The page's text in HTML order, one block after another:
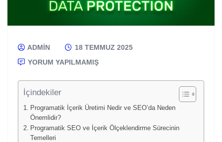
ADMIN
18 TEMMUZ 2025
YORUM YAPILMAMIŞ
İçindekiler
Programatik İçerik Üretimi Nedir ve SEO’da Neden
Önemlidir?
Programatik SEO ve İçerik Ölçeklendirme Sürecinin
Temelleri